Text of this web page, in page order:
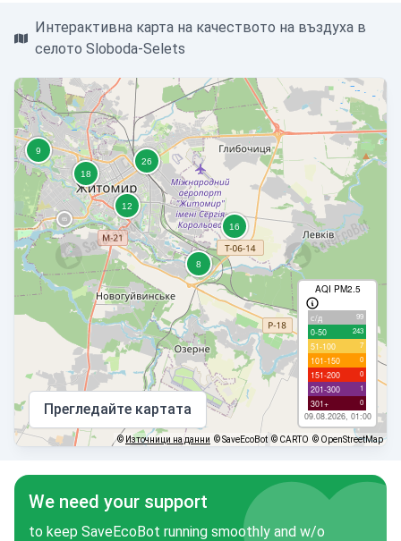
Интерактивна карта на качеството на въздуха в
селото Sloboda-Selets
AQI PM2.5
с/д 99
0-50 243
51-100 7
101-150 0
151-200 0
201-300 1
301+ 0
09.08.2026, 01:00
Прегледайте картата
© Източници на данни © SaveEcoBot © CARTO © OpenStreetMap
We need your support
to keep SaveEcoBot running smoothly and w/o